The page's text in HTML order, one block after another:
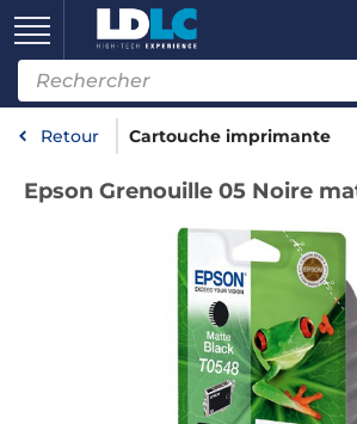
Retour Cartouche imprimante
Epson Grenouille 05 Noire